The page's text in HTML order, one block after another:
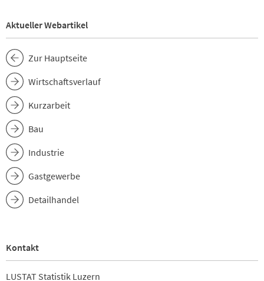
Aktueller Webartikel
Zur Hauptseite
Wirtschaftsverlauf
Kurzarbeit
Bau
Industrie
Gastgewerbe
Detailhandel
Kontakt
LUSTAT Statistik Luzern